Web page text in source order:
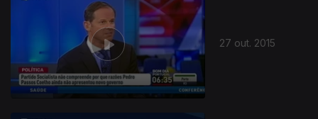
27 out. 2015